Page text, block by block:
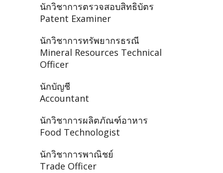
นักวิชาการตรวจสอบสิทธิบัตร
Patent Examiner
นักวิชาการทรัพยากรธรณี
Mineral Resources Technical
Officer
นักบัญชี
Accountant
นักวิชาการผลิตภัณฑ์อาหาร
Food Technologist
นักวิชาการพาณิชย์
Trade Officer